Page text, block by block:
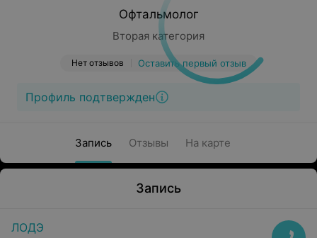
Офтальмолог
Вторая категория
Нет отзывов Оставить первый отзыв
Профиль подтвержден
Запись Отзывы На карте
Запись
ЛОДЭ